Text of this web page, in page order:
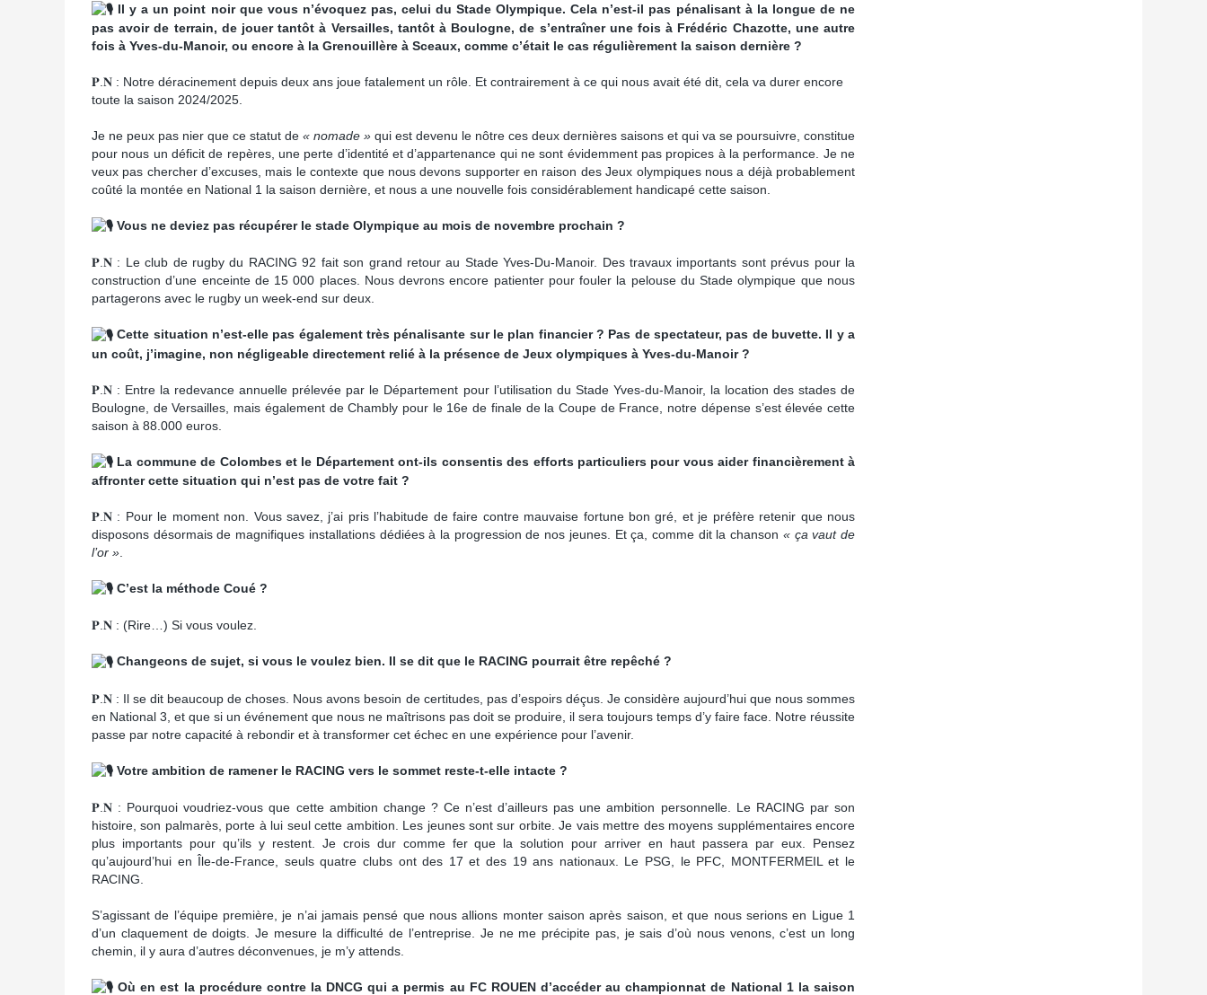
Il y a un point noir que vous n’évoquez pas, celui du Stade Olympique. Cela n’est-il pas pénalisant à la longue de ne
pas avoir de terrain, de jouer tantôt à Versailles, tantôt à Boulogne, de s’entraîner une fois à Frédéric Chazotte, une autre
fois à Yves-du-Manoir, ou encore à la Grenouillère à Sceaux, comme c’était le cas régulièrement la saison dernière ?
𝐏.𝐍 : Notre déracinement depuis deux ans joue fatalement un rôle. Et contrairement à ce qui nous avait été dit, cela va durer encore
toute la saison 2024/2025.
Je ne peux pas nier que ce statut de « nomade » qui est devenu le nôtre ces deux dernières saisons et qui va se poursuivre, constitue
pour nous un déficit de repères, une perte d’identité et d’appartenance qui ne sont évidemment pas propices à la performance. Je ne
veux pas chercher d’excuses, mais le contexte que nous devons supporter en raison des Jeux olympiques nous a déjà probablement
coûté la montée en National 1 la saison dernière, et nous a une nouvelle fois considérablement handicapé cette saison.
Vous ne deviez pas récupérer le stade Olympique au mois de novembre prochain ?
𝐏.𝐍 : Le club de rugby du RACING 92 fait son grand retour au Stade Yves-Du-Manoir. Des travaux importants sont prévus pour la
construction d’une enceinte de 15 000 places. Nous devrons encore patienter pour fouler la pelouse du Stade olympique que nous
partagerons avec le rugby un week-end sur deux.
Cette situation n’est-elle pas également très pénalisante sur le plan financier ? Pas de spectateur, pas de buvette. Il y a
un coût, j’imagine, non négligeable directement relié à la présence de Jeux olympiques à Yves-du-Manoir ?
𝐏.𝐍 : Entre la redevance annuelle prélevée par le Département pour l’utilisation du Stade Yves-du-Manoir, la location des stades de
Boulogne, de Versailles, mais également de Chambly pour le 16e de finale de la Coupe de France, notre dépense s’est élevée cette
saison à 88.000 euros.
La commune de Colombes et le Département ont-ils consentis des efforts particuliers pour vous aider financièrement à
affronter cette situation qui n’est pas de votre fait ?
𝐏.𝐍 : Pour le moment non. Vous savez, j’ai pris l’habitude de faire contre mauvaise fortune bon gré, et je préfère retenir que nous
disposons désormais de magnifiques installations dédiées à la progression de nos jeunes. Et ça, comme dit la chanson « ça vaut de
l’or »
C’est la méthode Coué ?
𝐏.𝐍 : (Rire…) Si vous voulez.
Changeons de sujet, si vous le voulez bien. Il se dit que le RACING pourrait être repêché ?
𝐏.𝐍 : Il se dit beaucoup de choses. Nous avons besoin de certitudes, pas d’espoirs déçus. Je considère aujourd’hui que nous sommes
en National 3, et que si un événement que nous ne maîtrisons pas doit se produire, il sera toujours temps d’y faire face. Notre réussite
passe par notre capacité à rebondir et à transformer cet échec en une expérience pour l’avenir.
Votre ambition de ramener le RACING vers le sommet reste-t-elle intacte ?
𝐏.𝐍 : Pourquoi voudriez-vous que cette ambition change ? Ce n’est d’ailleurs pas une ambition personnelle. Le RACING par son
histoire, son palmarès, porte à lui seul cette ambition. Les jeunes sont sur orbite. Je vais mettre des moyens supplémentaires encore
plus importants pour qu’ils y restent. Je crois dur comme fer que la solution pour arriver en haut passera par eux. Pensez
qu’aujourd’hui en Île-de-France, seuls quatre clubs ont des 17 et des 19 ans nationaux. Le PSG, le PFC, MONTFERMEIL et le
RACING.
S’agissant de l’équipe première, je n’ai jamais pensé que nous allions monter saison après saison, et que nous serions en Ligue 1
d’un claquement de doigts. Je mesure la difficulté de l’entreprise. Je ne me précipite pas, je sais d’où nous venons, c’est un long
chemin, il y aura d’autres déconvenues, je m’y attends.
Où en est la procédure contre la DNCG qui a permis au FC ROUEN d’accéder au championnat de National 1 la saison